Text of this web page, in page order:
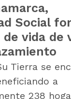
Social
vida de
Tierra se
a
238